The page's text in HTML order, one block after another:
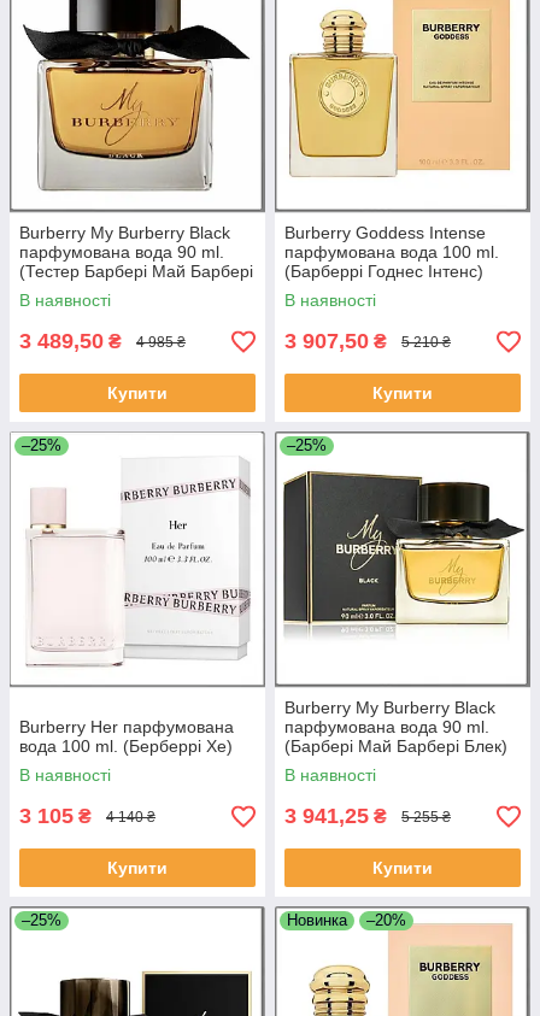
Burberry My Burberry Black
парфумована вода 90 ml.
(Тестер Барбері Май Барбері
Блек)
В наявності
3 489,50 ₴ 4 985 ₴
Купити
Burberry Goddess Intense
парфумована вода 100 ml.
(Барберрі Годнес Інтенс)
В наявності
3 907,50 ₴ 5 210 ₴
Купити
–25%
Burberry Her парфумована
вода 100 ml. (Берберрі Хе)
В наявності
3 105 ₴ 4 140 ₴
Купити
–25%
Burberry My Burberry Black
парфумована вода 90 ml.
(Барбері Май Барбері Блек)
В наявності
3 941,25 ₴ 5 255 ₴
Купити
–25% Новинка –20%